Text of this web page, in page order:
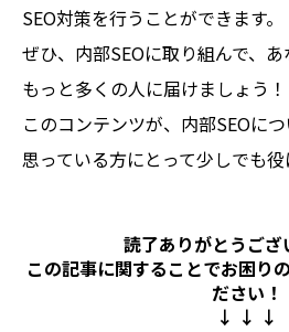
SEO対策を行うことができます。
ぜひ、内部SEOに取り組んで、
もっと多くの人に届けましょう！
このコンテンツが、内部SEOに
思っている方にとって少しでも役
読了ありがとうござ
この記事に関することでお困り
ださい！
↓ ↓ ↓